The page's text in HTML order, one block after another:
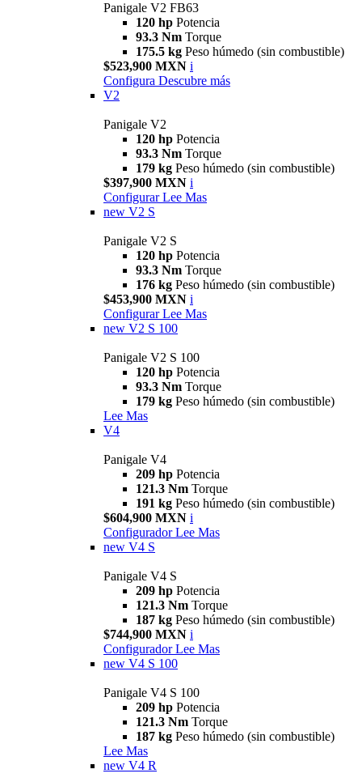
Panigale V2 FB63
120 hp Potencia
93.3 Nm Torque
175.5 kg Peso húmedo (sin combustible)
$523,900 MXN i
Configura Descubre más
V2
Panigale V2
120 hp Potencia
93.3 Nm Torque
179 kg Peso húmedo (sin combustible)
$397,900 MXN i
Configurar Lee Mas
new V2 S
Panigale V2 S
120 hp Potencia
93.3 Nm Torque
176 kg Peso húmedo (sin combustible)
$453,900 MXN i
Configurar Lee Mas
new V2 S 100
Panigale V2 S 100
120 hp Potencia
93.3 Nm Torque
179 kg Peso húmedo (sin combustible)
Lee Mas
V4
Panigale V4
209 hp Potencia
121.3 Nm Torque
191 kg Peso húmedo (sin combustible)
$604,900 MXN i
Configurador Lee Mas
new V4 S
Panigale V4 S
209 hp Potencia
121.3 Nm Torque
187 kg Peso húmedo (sin combustible)
$744,900 MXN i
Configurador Lee Mas
new V4 S 100
Panigale V4 S 100
209 hp Potencia
121.3 Nm Torque
187 kg Peso húmedo (sin combustible)
Lee Mas
new V4 R